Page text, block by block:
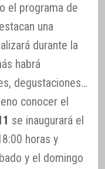
el programa de
una
durante la
habrá
degustaciones…
conocer el
se inaugurará el
horas y
y el domingo